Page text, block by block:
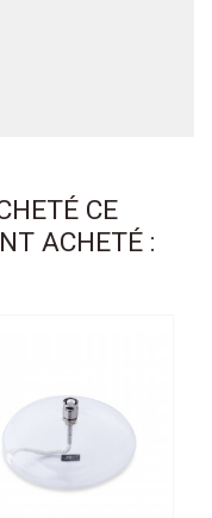
CE
ACHETÉ :